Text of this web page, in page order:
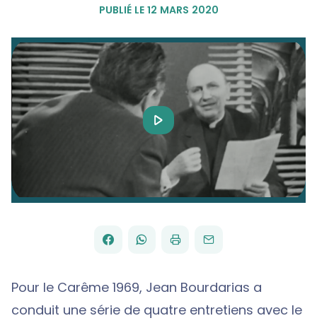
PUBLIÉ LE 12 MARS 2020
Play
Video
PARTAGER
FACEBOOK
PARTAGER
WHATSAPP
IMPRIMERENVOYER
PAR
EMAIL
Pour le Carême 1969, Jean Bourdarias a
conduit une série de quatre entretiens avec le